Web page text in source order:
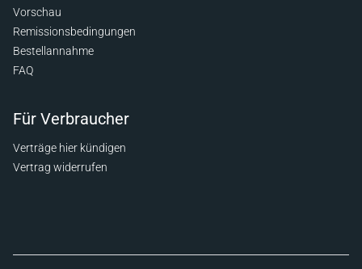
Vorschau
Remissionsbedingungen
Bestellannahme
FAQ
Für Verbraucher
Verträge hier kündigen
Vertrag widerrufen